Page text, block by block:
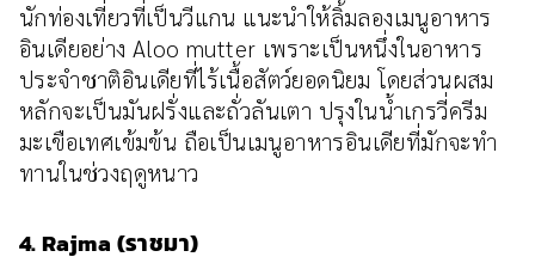
นักท่องเที่ยวที่เป็นวีแกน แนะนำให้ลิ้มลองเมนูอาหาร
อินเดียอย่าง Aloo mutter เพราะเป็นหนึ่งในอาหาร
ประจำชาติอินเดียที่ไร้เนื้อสัตว์ยอดนิยม โดยส่วนผสม
หลักจะเป็นมันฝรั่งและถั่วลันเตา ปรุงในน้ำเกรวี่ครีม
มะเขือเทศเข้มข้น ถือเป็นเมนูอาหารอินเดียที่มักจะทำ
ทานในช่วงฤดูหนาว
4. Rajma (ราชมา)